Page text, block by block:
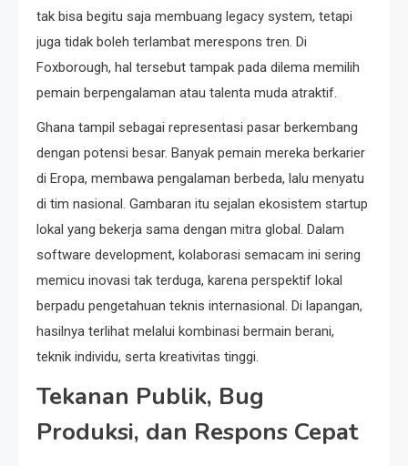
tak bisa begitu saja membuang legacy system, tetapi
juga tidak boleh terlambat merespons tren. Di
Foxborough, hal tersebut tampak pada dilema memilih
pemain berpengalaman atau talenta muda atraktif.
Ghana tampil sebagai representasi pasar berkembang
dengan potensi besar. Banyak pemain mereka berkarier
di Eropa, membawa pengalaman berbeda, lalu menyatu
di tim nasional. Gambaran itu sejalan ekosistem startup
lokal yang bekerja sama dengan mitra global. Dalam
software development, kolaborasi semacam ini sering
memicu inovasi tak terduga, karena perspektif lokal
berpadu pengetahuan teknis internasional. Di lapangan,
hasilnya terlihat melalui kombinasi bermain berani,
teknik individu, serta kreativitas tinggi.
Tekanan Publik, Bug
Produksi, dan Respons Cepat